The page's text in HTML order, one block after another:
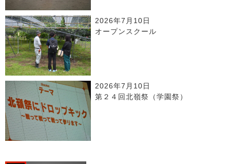
2026年7月10日
オープンスクール
2026年7月10日
第２４回北嶺祭（学園祭）